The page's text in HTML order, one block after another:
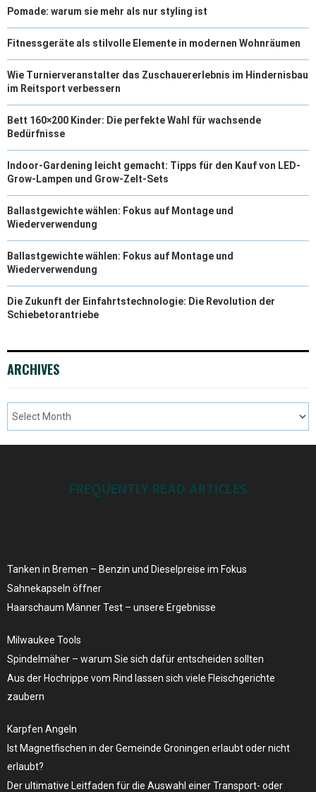
Pomade: warum sie mehr als nur styling ist
Fitnessgeräte als stilvolle Elemente in modernen Wohnräumen
Wie Turnierveranstalter das Zuschauererlebnis im Hindernisbau
im Reitsport verbessern
Bett 160×200 Kinder: Die perfekte Wahl für wachsende
Bedürfnisse
Indoor-Gardening leicht gemacht: Tipps für den Kauf von LED-
Grow-Lampen und Grow-Zelt-Sets
Ballastgewichte wählen: Fokus auf Montage und
Wiederverwendung
Ballastgewichte wählen: Fokus auf Montage und
Wiederverwendung
Die Zukunft der Einfahrtstechnologie: Die Revolution der
Schiebetorantriebe
ARCHIVES
FREQUENTLY READ ARTICLES
Tanken in Bremen – Benzin und Dieselpreise ​im Fokus
Sahnekapseln öffner
Haarschaum Männer Test – unsere Ergebnisse
Milwaukee Tools
Spindelmäher – warum Sie sich dafür entscheiden sollten
Aus der Hochrippe vom Rind lassen sich viele Fleischgerichte
zaubern
Karpfen Angeln
Ist Magnetfischen in der Gemeinde Groningen erlaubt oder nicht
erlaubt?
Der ultimative Leitfaden für die Auswahl einer Transport- oder